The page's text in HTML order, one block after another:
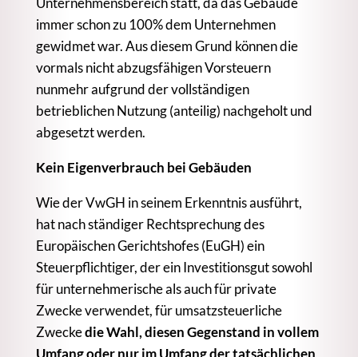
immer schon zu 100% dem Unternehmen
gewidmet war. Aus diesem Grund können die
vormals nicht abzugsfähigen Vorsteuern
nunmehr aufgrund der vollständigen
betrieblichen Nutzung (anteilig) nachgeholt und
abgesetzt werden.
Kein Eigenverbrauch bei Gebäuden
Wie der VwGH in seinem Erkenntnis ausführt,
hat nach ständiger Rechtsprechung des
Europäischen Gerichtshofes (EuGH) ein
Steuerpflichtiger, der ein Investitionsgut sowohl
für unternehmerische als auch für private
Zwecke verwendet, für umsatzsteuerliche
Zweckedie Wahl, diesen Gegenstand in vollem
Umfang oder nur im Umfang der tatsächlichen